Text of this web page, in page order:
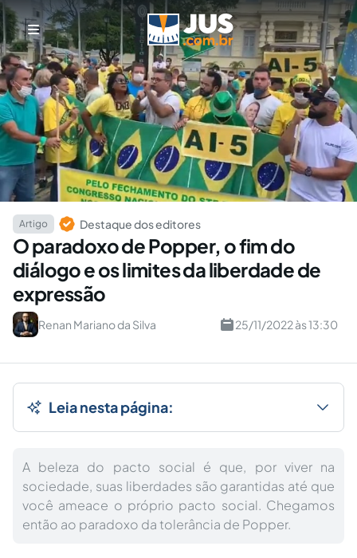
Artigo Destaque dos editores
O paradoxo de Popper, o fim do
diálogo e os limites da liberdade de
expressão
Renan Mariano da Silva 25/11/2022 às 13:30
Leia nesta página:
A beleza do pacto social é que, por viver na
sociedade, suas liberdades são garantidas até que
você ameace o próprio pacto social. Chegamos
então ao paradoxo da tolerância de Popper.